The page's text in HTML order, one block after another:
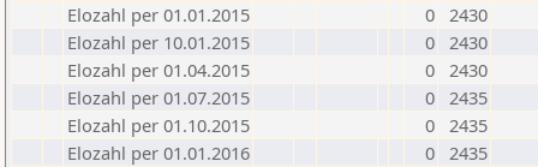
Elozahl per 01.01.2015
0 2430
Elozahl per 10.01.2015
0 2430
Elozahl per 01.04.2015
0 2430
Elozahl per 01.07.2015
0 2435
Elozahl per 01.10.2015
0 2435
Elozahl per 01.01.2016
0 2435